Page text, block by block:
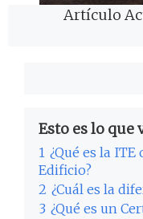
Artículo
Esto es lo que
1 ¿Qué es la
Edificio?
2 ¿Cuál es la
3 ¿Qué es un